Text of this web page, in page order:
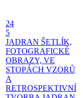
24
5
JADRAN ŠETLÍK,
FOTOGRAFICKÉ
OBRAZY, VE
STOPÁCH VZORŮ
A
RETROSPEKTIVNÍ